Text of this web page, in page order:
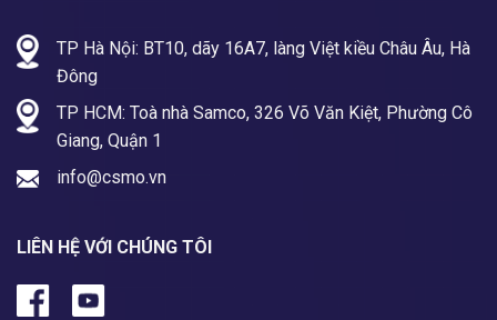
TP Hà Nội: BT10, dãy 16A7, làng Việt kiều Châu Âu, Hà
Đông
TP HCM: Toà nhà Samco, 326 Võ Văn Kiệt, Phường Cô
Giang, Quận 1
info@csmo.vn
LIÊN HỆ VỚI CHÚNG TÔI